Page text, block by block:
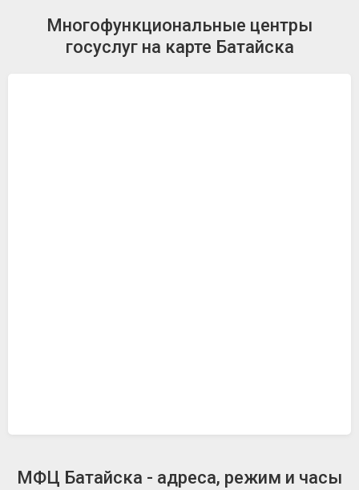
Многофункциональные центры
госуслуг на карте Батайска
МФЦ Батайска - адреса, режим и часы